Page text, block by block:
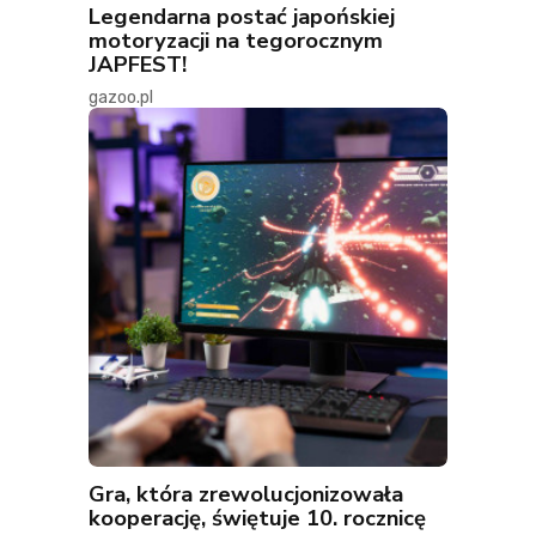
Legendarna postać japońskiej
motoryzacji na tegorocznym
JAPFEST!
gazoo.pl
Gra, która zrewolucjonizowała
kooperację, świętuje 10. rocznicę